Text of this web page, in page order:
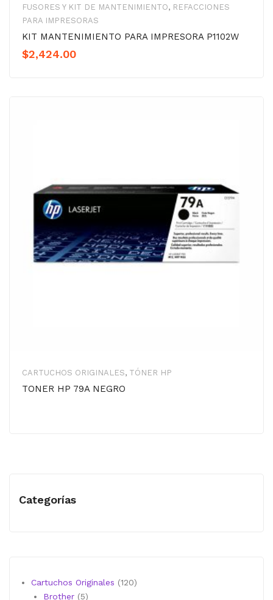
FUSORES Y KIT DE MANTENIMIENTO, REFACCIONES
PARA IMPRESORAS
KIT MANTENIMIENTO PARA IMPRESORA P1102W
$2,424.00
CARTUCHOS ORIGINALES, TÓNER HP
TONER HP 79A NEGRO
Categorías
Cartuchos Originales 120120
Brother 55